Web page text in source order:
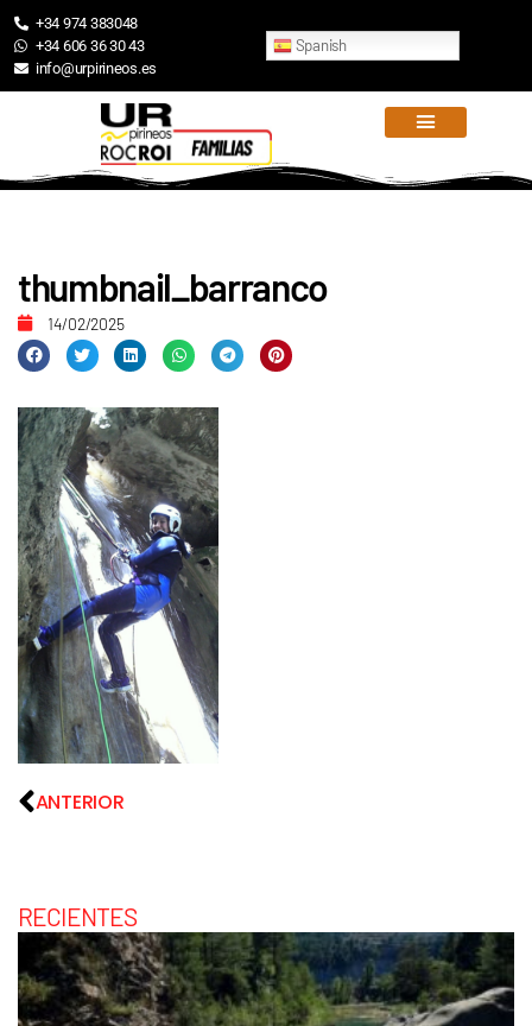
+34 974 383048
+34 606 36 30 43
info@urpirineos.es
Spanish
thumbnail_barranco
14/02/2025
ANTERIOR
RECIENTES